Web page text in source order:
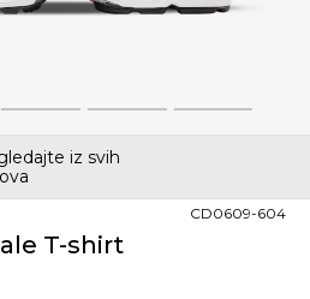
3 4 5
iz svih
T-shirt
CD0609-604